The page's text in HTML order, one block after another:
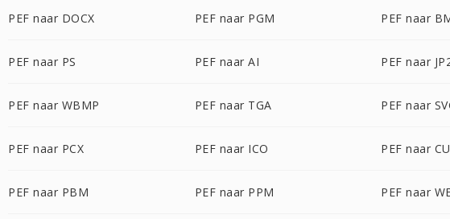
PEF naar DOCX PEF naar PGM PEF naar
PEF naar PS PEF naar AI PEF naar
PEF naar WBMP PEF naar TGA PEF naar
PEF naar PCX PEF naar ICO PEF naar
PEF naar PBM PEF naar PPM PEF naar